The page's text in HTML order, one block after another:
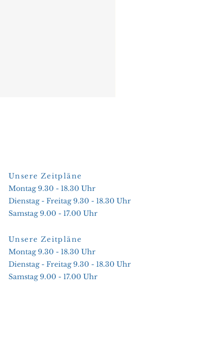
Unsere Zeitpläne
Montag 9.30 - 18.30 Uhr
Dienstag - Freitag 9.30 - 18.30 Uhr
Samstag 9.00 - 17.00 Uhr
Unsere Zeitpläne
Montag 9.30 - 18.30 Uhr
Dienstag - Freitag 9.30 - 18.30 Uhr
Samstag 9.00 - 17.00 Uhr